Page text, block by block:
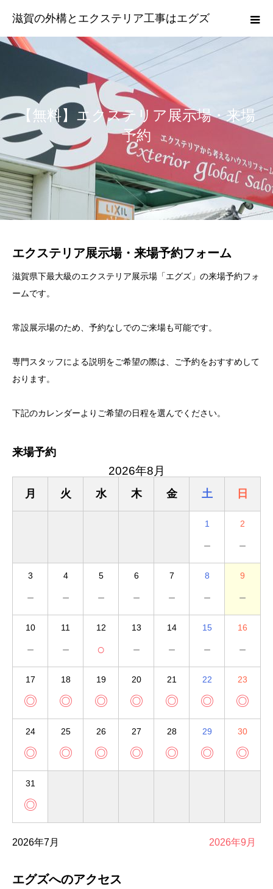
滋賀の外構とエクステリア工事はエグズ
【無料】エクステリア展示場・来場
予約
エクステリア展示場・来場予約フォーム
滋賀県下最大級のエクステリア展示場「エグズ」の来場予約フォ
ームです。
常設展示場のため、予約なしでのご来場も可能です。
専門スタッフによる説明をご希望の際は、ご予約をおすすめして
おります。
下記のカレンダーよりご希望の日程を選んでください。
来場予約
2026年8月
月 火 水 木 金 土 日
1
－
2
－
3
－
4
－
5
－
6
－
7
－
8
－
9
－
10
－
11
－
12
○
13
－
14
－
15
－
16
－
17
◎
18
◎
19
◎
20
◎
21
◎
22
◎
23
◎
24
◎
25
◎
26
◎
27
◎
28
◎
29
◎
30
◎
31
◎
2026年7月 2026年9月
エグズへのアクセス